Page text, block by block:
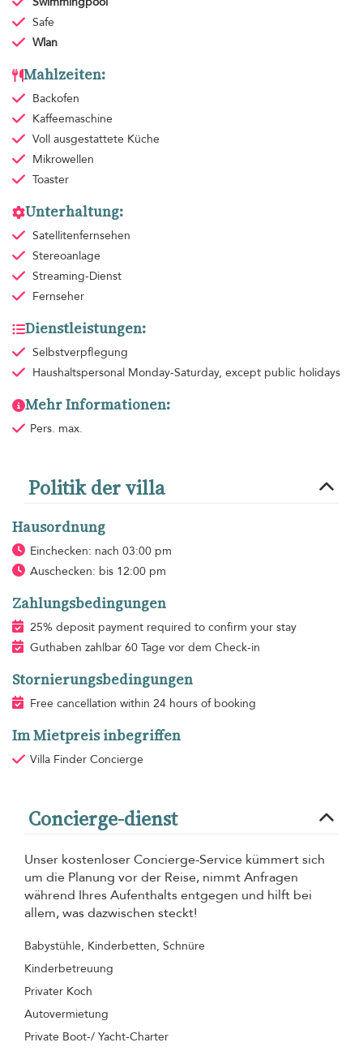
Safe
Wlan
Mahlzeiten:
Backofen
Kaffeemaschine
Voll ausgestattete Küche
Mikrowellen
Toaster
Unterhaltung:
Satellitenfernsehen
Stereoanlage
Streaming-Dienst
Fernseher
Dienstleistungen:
Selbstverpflegung
Haushaltspersonal Monday-Saturday, except public holidays
Mehr Informationen:
Pers. max.
Politik der villa
Hausordnung
Einchecken: nach 03:00 pm
Auschecken: bis 12:00 pm
Zahlungsbedingungen
25% deposit payment required to confirm your stay
Guthaben zahlbar 60 Tage vor dem Check-in
Stornierungsbedingungen
Free cancellation within 24 hours of booking
Im Mietpreis inbegriffen
Villa Finder Concierge
Concierge-dienst
Unser kostenloser Concierge-Service kümmert sich
um die Planung vor der Reise, nimmt Anfragen
während Ihres Aufenthalts entgegen und hilft bei
allem, was dazwischen steckt!
Babystühle, Kinderbetten, Schnüre
Kinderbetreuung
Privater Koch
Autovermietung
Private Boot-/ Yacht-Charter